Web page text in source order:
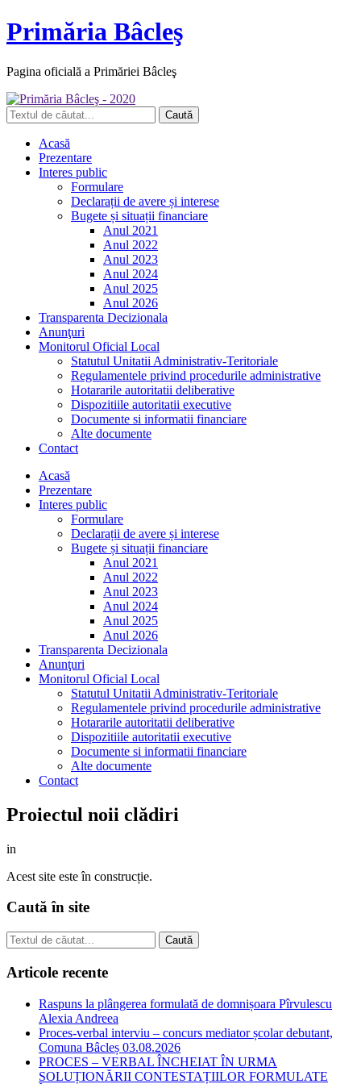
Primăria Bâcleş
Pagina oficială a Primăriei Bâcleş
Acasă
Prezentare
Interes public
Formulare
Declarații de avere și interese
Bugete și situații financiare
Anul 2021
Anul 2022
Anul 2023
Anul 2024
Anul 2025
Anul 2026
Transparenta Decizionala
Anunţuri
Monitorul Oficial Local
Statutul Unitatii Administrativ-Teritoriale
Regulamentele privind procedurile administrative
Hotararile autoritatii deliberative
Dispozitiile autoritatii executive
Documente si informatii financiare
Alte documente
Contact
Acasă
Prezentare
Interes public
Formulare
Declarații de avere și interese
Bugete și situații financiare
Anul 2021
Anul 2022
Anul 2023
Anul 2024
Anul 2025
Anul 2026
Transparenta Decizionala
Anunţuri
Monitorul Oficial Local
Statutul Unitatii Administrativ-Teritoriale
Regulamentele privind procedurile administrative
Hotararile autoritatii deliberative
Dispozitiile autoritatii executive
Documente si informatii financiare
Alte documente
Contact
Proiectul noii clădiri
in
Acest site este în construcție.
Caută în site
Articole recente
Raspuns la plângerea formulată de domnișoara Pîrvulescu
Alexia Andreea
Proces-verbal interviu – concurs mediator școlar debutant,
Comuna Bâcleș 03.08.2026
PROCES – VERBAL ÎNCHEIAT ÎN URMA
SOLUȚIONĂRII CONTESTAȚIILOR FORMULATE